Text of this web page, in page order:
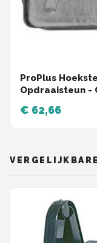
ProPlus
Opdraaisteun -
€ 62,66